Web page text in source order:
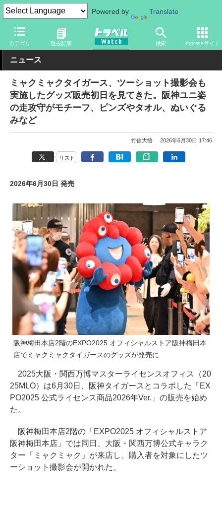
Powered by Translate
カテゴリ 過去記事 検索 Impressサイト
トラベル Watch イベント 国際博覧会 2025年大阪・関西万博
ニュース
ミャクミャクタイガース、ツーショット撮影会も
実施したグッズ販売初日を見てきた。阪神ユニ姿
の走攻守がモチーフ、ピンズやタオル、ぬいぐる
みなど
竹信大悟 2026年6月30日 17:46
リスト
2026年6月30日 発売
阪神梅田本店2階のEXPO2025 オフィシャルストア阪神梅田本
店でミャクミャクタイガースのグッズが発売に
2025大阪・関西万博マスターライセンスオフィス（20
25MLO）は6月30日、阪神タイガースとコラボした「EX
PO2025 公式ライセンス商品2026年Ver.」の販売を始め
た。
阪神梅田本店2階の「EXPO2025 オフィシャルストア
阪神梅田本店」では同日、大阪・関西万博公式キャラク
ター「ミャクミャク」が来店し、購入者を対象にしたツ
ーショット撮影会が開かれた。